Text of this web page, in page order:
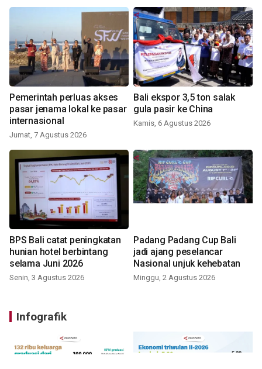
Pemerintah perluas akses
pasar jenama lokal ke pasar
internasional
Jumat, 7 Agustus 2026
Bali ekspor 3,5 ton salak
gula pasir ke China
Kamis, 6 Agustus 2026
BPS Bali catat peningkatan
hunian hotel berbintang
selama Juni 2026
Senin, 3 Agustus 2026
Padang Padang Cup Bali
jadi ajang peselancar
Nasional unjuk kehebatan
Minggu, 2 Agustus 2026
Infografik